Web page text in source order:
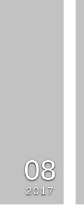
08
2017